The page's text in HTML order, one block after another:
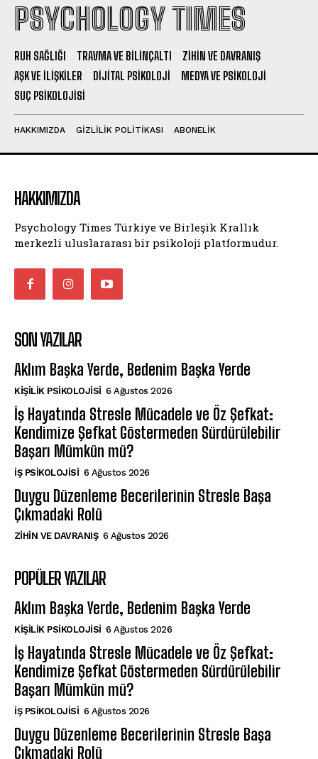
PSYCHOLOGY TIMES
RUH SAĞLIĞI TRAVMA VE BILINÇALTI
ZIHIN VE DAVRANIŞ
AŞK VE İLIŞKILER
DIJITAL PSIKOLOJI
MEDYA VE PSIKOLOJI
SUÇ PSIKOLOJISI
HAKKIMIZDA GIZLILIK POLITIKASI ABONELIK
HAKKIMIZDA
Psychology Times Türkiye ve Birleşik Krallık
merkezli uluslararası bir psikoloji platformudur.
SON YAZILAR
Aklım Başka Yerde, Bedenim Başka Yerde
KIŞILIK PSIKOLOJISI 6 Ağustos 2026
İş Hayatında Stresle Mücadele ve Öz Şefkat:
Kendimize Şefkat Göstermeden Sürdürülebilir
Başarı Mümkün mü?
İŞ PSIKOLOJISI 6 Ağustos 2026
Duygu Düzenleme Becerilerinin Stresle Başa
Çıkmadaki Rolü
⁠ZIHIN VE DAVRANIŞ 6 Ağustos 2026
POPÜLER YAZILAR
Aklım Başka Yerde, Bedenim Başka Yerde
KIŞILIK PSIKOLOJISI 6 Ağustos 2026
İş Hayatında Stresle Mücadele ve Öz Şefkat:
Kendimize Şefkat Göstermeden Sürdürülebilir
Başarı Mümkün mü?
İŞ PSIKOLOJISI 6 Ağustos 2026
Duygu Düzenleme Becerilerinin Stresle Başa
Çıkmadaki Rolü